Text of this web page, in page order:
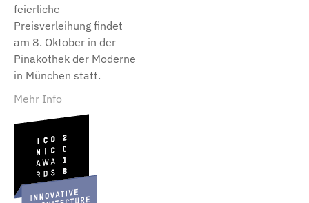
feierliche
Preisverleihung findet
am 8. Oktober in der
Pinakothek der Moderne
in München statt.
Mehr Info